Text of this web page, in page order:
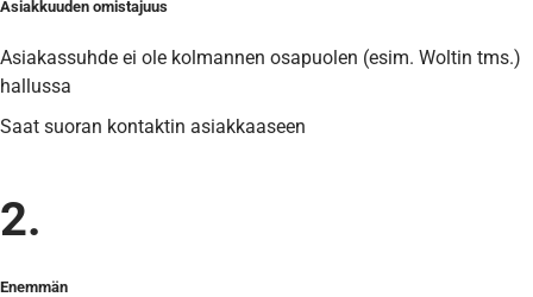
Asiakkuuden omistajuus
Asiakassuhde ei ole kolmannen osapuolen (esim. Woltin tms.)
hallussa
Saat suoran kontaktin asiakkaaseen
2.
Enemmän